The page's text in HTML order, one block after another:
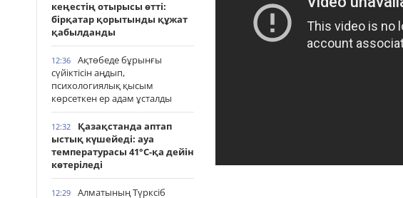
кеңестің отырысы өтті:
бірқатар қорытынды құжат
қабылданды
12:36
Ақтөбеде бұрынғы
сүйіктісін аңдып,
психологиялық қысым
көрсеткен ер адам ұсталды
12:32
Қазақстанда аптап
ыстық күшейеді: ауа
температурасы 41°С-қа дейін
көтеріледі
12:29
Алматының Түрксіб